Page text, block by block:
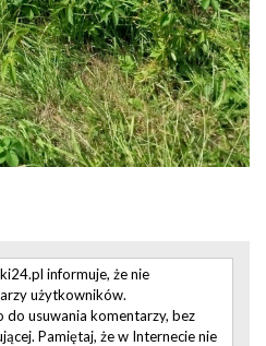
informuje, że nie
użytkowników.
do usuwania komentarzy, bez
Pamiętaj, że w Internecie nie